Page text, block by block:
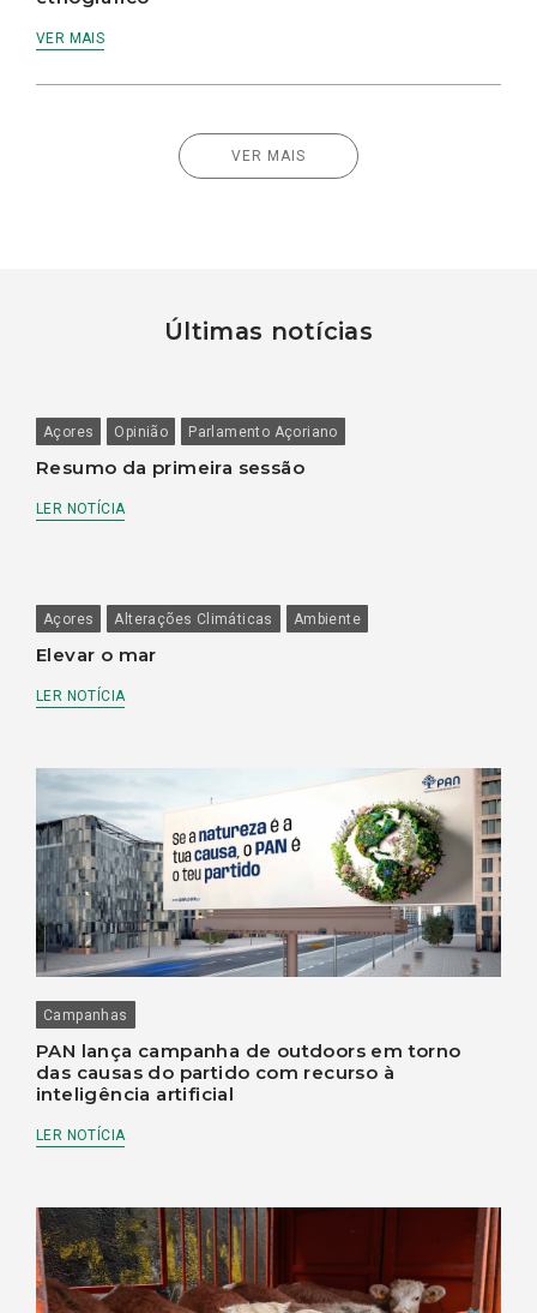
VER MAIS
VER MAIS
Últimas notícias
Açores Opinião Parlamento Açoriano
Resumo da primeira sessão
LER NOTÍCIA
Açores Alterações Climáticas Ambiente
Elevar o mar
LER NOTÍCIA
Campanhas
PAN lança campanha de outdoors em torno
das causas do partido com recurso à
inteligência artificial
LER NOTÍCIA